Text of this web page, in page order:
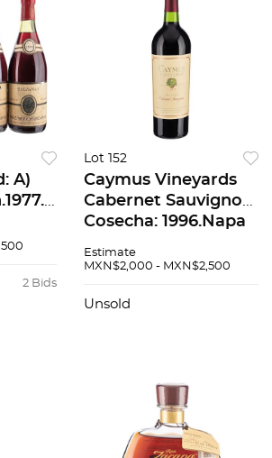
A)
Cru
2 Bids
Lot 152
Caymus Vineyards
Cabernet Sauvignon.
Cosecha: 1996.Napa
Unidos. Nivel: En el
Estimate
MXN$2,000 - MXN$2,500
Unsold